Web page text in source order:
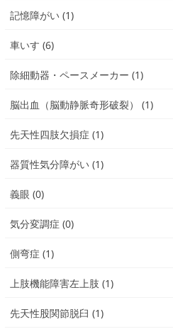
記憶障がい (1)
車いす (6)
除細動器・ペースメーカー (1)
脳出血（脳動静脈奇形破裂） (1)
先天性四肢欠損症 (1)
器質性気分障がい (1)
義眼 (0)
気分変調症 (0)
側弯症 (1)
上肢機能障害左上肢 (1)
先天性股関節脱臼 (1)